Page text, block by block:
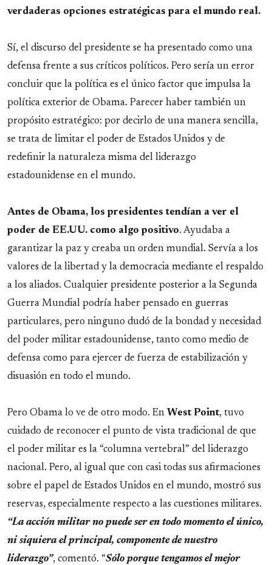
verdaderas opciones estratégicas para el mundo real.
Sí, el discurso del presidente se ha presentado como una
defensa frente a sus críticos políticos. Pero sería un error
concluir que la política es el único factor que impulsa la
política exterior de Obama. Parecer haber también un
propósito estratégico: por decirlo de una manera sencilla,
se trata de limitar el poder de Estados Unidos y de
redefinir la naturaleza misma del liderazgo
estadounidense en el mundo.
Antes de Obama, los presidentes tendían a ver el
poder de EE.UU. como algo positivo. Ayudaba a
garantizar la paz y creaba un orden mundial. Servía a los
valores de la libertad y la democracia mediante el respaldo
a los aliados. Cualquier presidente posterior a la Segunda
Guerra Mundial podría haber pensado en guerras
particulares, pero ninguno dudó de la bondad y necesidad
del poder militar estadounidense, tanto como medio de
defensa como para ejercer de fuerza de estabilización y
disuasión en todo el mundo.
Pero Obama lo ve de otro modo. En West Point, tuvo
cuidado de reconocer el punto de vista tradicional de que
el poder militar es la “columna vertebral” del liderazgo
nacional. Pero, al igual que con casi todas sus afirmaciones
sobre el papel de Estados Unidos en el mundo, mostró sus
reservas, especialmente respecto a las cuestiones militares.
“La acción militar no puede ser en todo momento el único,
ni siquiera el principal, componente de nuestro
liderazgo”, comentó. “Sólo porque tengamos el mejor